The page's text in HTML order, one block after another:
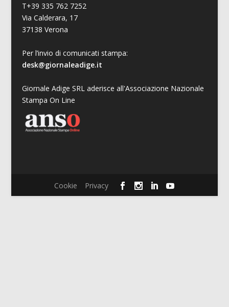
T+39 335 762 7252
Via Calderara, 17
37138 Verona
Per l’invio di comunicati stampa:
desk@giornaleadige.it
Giornale Adige SRL aderisce all'Associazione Nazionale
Stampa On Line
Cookie Privacy